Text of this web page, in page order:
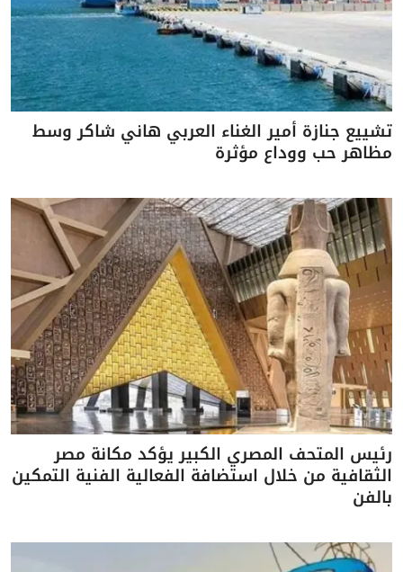
تشييع جنازة أمير الغناء العربي هاني شاكر وسط
مظاهر حب ووداع مؤثرة
رئيس المتحف المصري الكبير يؤكد مكانة مصر
الثقافية من خلال استضافة الفعالية الفنية التمكين
بالفن